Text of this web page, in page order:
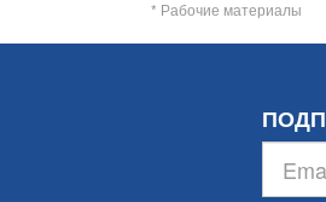
* Рабочие материалы